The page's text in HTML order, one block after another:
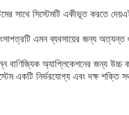
সাথে সিস্টেমটি একীভূত করতে
এমন ব্যবসায়ের জন্য অত্যন্ত
বাণিজ্যিক অ্যাপ্লিকেশনের জন্য উচ্চ
একটি নির্ভরযোগ্য এবং দক্ষ শক্তি